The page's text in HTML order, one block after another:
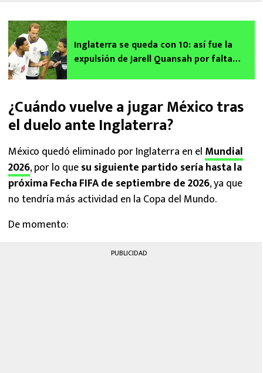
Inglaterra se queda con 10: así fue la
expulsión de Jarell Quansah por falta
¿Cuándo vuelve a jugar México tras
el duelo ante Inglaterra?
México quedó eliminado por Inglaterra en el Mundial
2026, por lo quesu siguiente partido sería hasta la
próxima Fecha FIFA de septiembre de 2026, ya que
no tendría más actividad en la Copa del Mundo.
De momento:
PUBLICIDAD